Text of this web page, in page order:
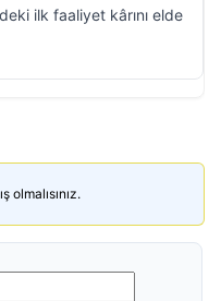
ilk faaliyet kârını elde
olmalısınız.